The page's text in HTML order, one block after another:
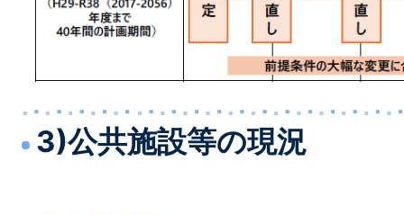
3)公共施設等の現況